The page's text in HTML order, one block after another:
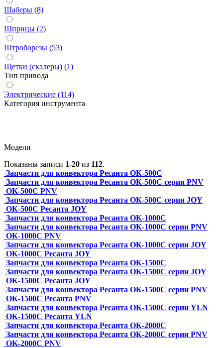
Шаберы (8)
Шприцы (2)
Штроборезы (53)
Щетки (скалеры) (1)
Тип привода
Электрические (114)
Категория инструмента
Модели
Показаны записи 1-20 из 112.
Запчасти для конвектора Ресанта ОК-500С
Запчасти для конвектора Ресанта ОК-500С серии PNV
OK-500C PNV
Запчасти для конвектора Ресанта ОК-500С серии JOY
ОК-500С Ресанта JOY
Запчасти для конвектора Ресанта ОК-1000С
Запчасти для конвектора Ресанта ОК-1000С серии PNV
ОК-1000С PNV
Запчасти для конвектора Ресанта ОК-1000С серии JOY
ОК-1000С Ресанта JOY
Запчасти для конвектора Ресанта ОК-1500С
Запчасти для конвектора Ресанта ОК-1500С серии JOY
ОК-1500С Ресанта JOY
Запчасти для конвектора Ресанта ОК-1500С серии PNV
ОК-1500С Ресанта PNV
Запчасти для конвектора Ресанта ОК-1500С серии YLN
ОК-1500С Ресанта YLN
Запчасти для конвектора Ресанта ОК-2000С
Запчасти для конвектора Ресанта ОК-2000С серии PNV
OK-2000C PNV